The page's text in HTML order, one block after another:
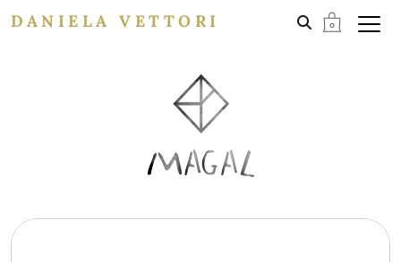
DANIELA VETTORI